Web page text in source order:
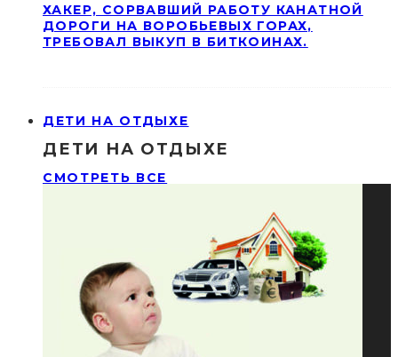
ХАКЕР, СОРВАВШИЙ РАБОТУ КАНАТНОЙ
ДОРОГИ НА ВОРОБЬЕВЫХ ГОРАХ,
ТРЕБОВАЛ ВЫКУП В БИТКОИНАХ.
ДЕТИ НА ОТДЫХЕ
ДЕТИ НА ОТДЫХЕ
СМОТРЕТЬ ВСЕ